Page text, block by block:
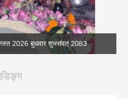
2026 बुधवार शुभसंवत् 2083